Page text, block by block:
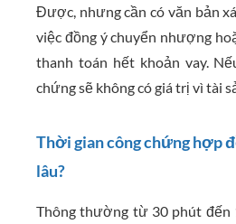
Được, nhưng cần có văn bản
việc đồng ý chuyển nhượng
thanh toán hết khoản vay.
chứng sẽ không có giá trị vì tài
Thời gian công chứng hợp
lâu?
Thông thường từ 30 phút đến